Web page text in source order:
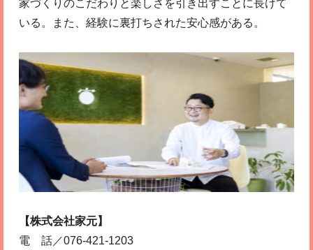
家づくりのこだわりと楽しさを引き出すことに長けて
いる。また、経験に裏打ちされた安心感がある。
【株式会社家元】
電 話／076-421-1203